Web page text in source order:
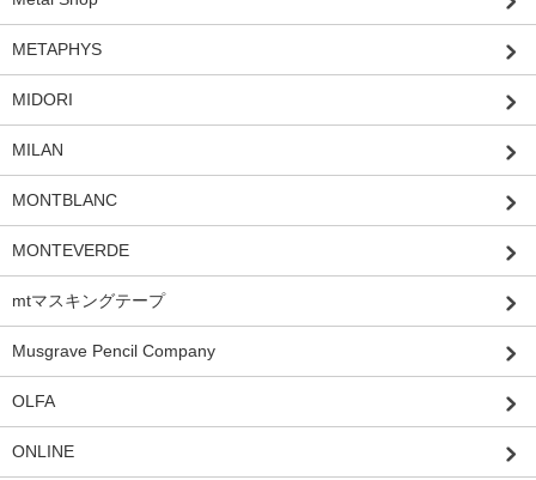
METAPHYS
MIDORI
MILAN
MONTBLANC
MONTEVERDE
mtマスキングテープ
Musgrave Pencil Company
OLFA
ONLINE